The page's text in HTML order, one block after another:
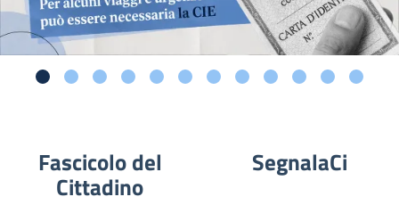
Fascicolo del
Cittadino
SegnalaCi